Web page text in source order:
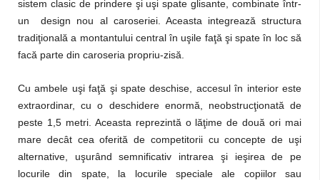
sistem clasic de prindere şi uşi spate glisante, combinate într-
un design nou al caroseriei. Aceasta integrează structura
tradiţională a montantului central în uşile faţă şi spate în loc să
facă parte din caroseria propriu-zisă.
Cu ambele uşi faţă şi spate deschise, accesul în interior este
extraordinar, cu o deschidere enormă, neobstrucţionată de
peste 1,5 metri. Aceasta reprezintă o lăţime de două ori mai
mare decât cea oferită de competitorii cu concepte de uşi
alternative, uşurând semnificativ intrarea şi ieşirea de pe
locurile din spate, la locurile speciale ale copiilor sau